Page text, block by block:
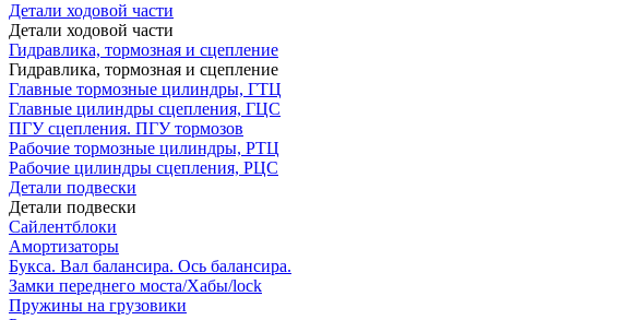
Детали ходовой части
Детали ходовой части
Гидравлика, тормозная и сцепление
Гидравлика, тормозная и сцепление
Главные тормозные цилиндры, ГТЦ
Главные цилиндры сцепления, ГЦС
ПГУ сцепления. ПГУ тормозов
Рабочие тормозные цилиндры, РТЦ
Рабочие цилиндры сцепления, РЦС
Детали подвески
Детали подвески
Cайлентблоки
Амортизаторы
Букса. Вал балансира. Ось балансира.
Замки переднего моста/Хабы/lock
Пружины на грузовики